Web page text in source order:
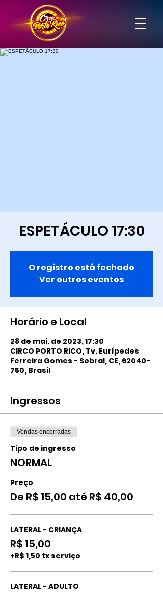
ESPETÁCULO 17:30
O registro está fechado
Ver outros eventos
Horário e Local
28 de mai. de 2023, 17:30
CIRCO PORTO RICO, Tv. Eurípedes
Ferreira Gomes - Sobral, CE, 62040-
750, Brasil
Ingressos
Vendas encerradas
Tipo de ingresso
NORMAL
Preço
De R$ 15,00 até R$ 40,00
LATERAL - CRIANÇA
R$ 15,00
+R$ 1,50 tx serviço
LATERAL - ADULTO